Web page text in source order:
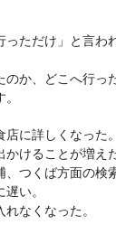
っただけ」と言わ
のか、どこへ行っ
に詳しくなった。
けることが増え
つくば方面の検
い。
なくなった。